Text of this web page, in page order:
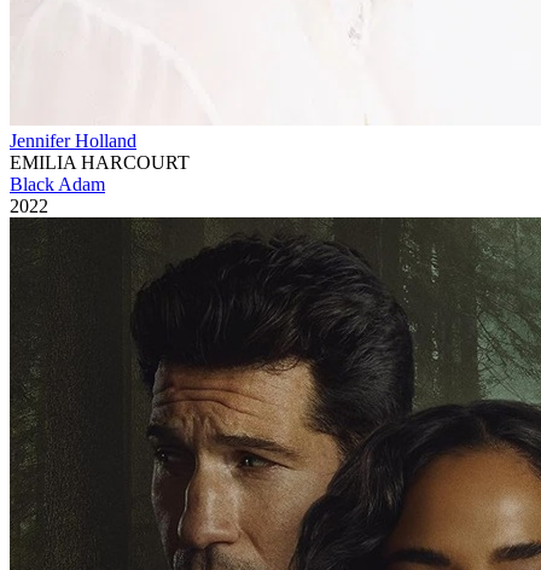
Jennifer Holland
EMILIA HARCOURT
Black Adam
2022